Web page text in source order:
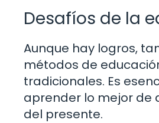
Desafíos de la
Aunque hay logros,
métodos de
tradicionales. Es
aprender lo mejor de
del presente.